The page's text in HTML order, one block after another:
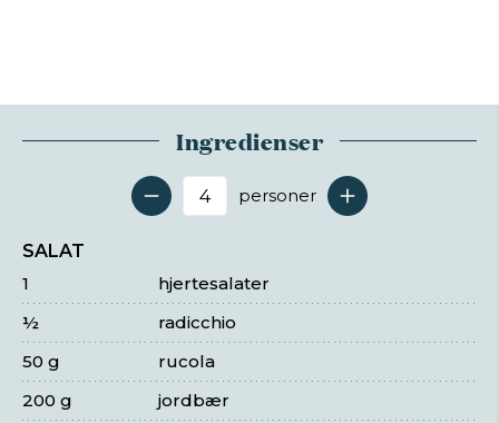
Ingredienser
Antal serveringer
personer
SALAT
hjertesalater
1
radicchio
½
rucola
50 g
jordbær
200 g